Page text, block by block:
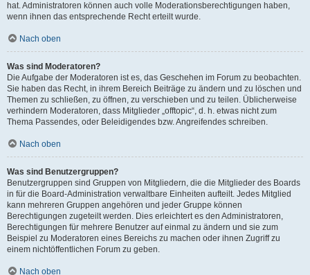
hat. Administratoren können auch volle Moderationsberechtigungen haben,
wenn ihnen das entsprechende Recht erteilt wurde.
Nach oben
Was sind Moderatoren?
Die Aufgabe der Moderatoren ist es, das Geschehen im Forum zu beobachten.
Sie haben das Recht, in ihrem Bereich Beiträge zu ändern und zu löschen und
Themen zu schließen, zu öffnen, zu verschieben und zu teilen. Üblicherweise
verhindern Moderatoren, dass Mitglieder „offtopic“, d. h. etwas nicht zum
Thema Passendes, oder Beleidigendes bzw. Angreifendes schreiben.
Nach oben
Was sind Benutzergruppen?
Benutzergruppen sind Gruppen von Mitgliedern, die die Mitglieder des Boards
in für die Board-Administration verwaltbare Einheiten aufteilt. Jedes Mitglied
kann mehreren Gruppen angehören und jeder Gruppe können
Berechtigungen zugeteilt werden. Dies erleichtert es den Administratoren,
Berechtigungen für mehrere Benutzer auf einmal zu ändern und sie zum
Beispiel zu Moderatoren eines Bereichs zu machen oder ihnen Zugriff zu
einem nichtöffentlichen Forum zu geben.
Nach oben